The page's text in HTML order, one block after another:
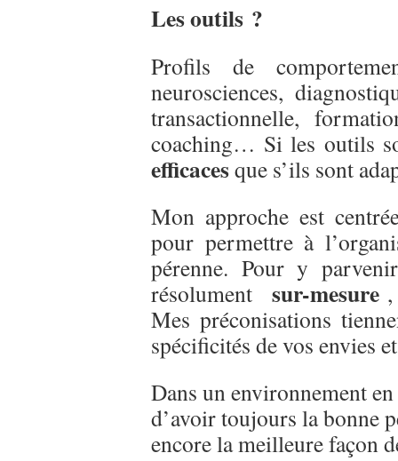
Les outils ?
Profils de
neurosciences,
transactionnelle,
coaching… Si les outils
efficacesque s’ils sont
Mon approche est
pour permettre à
pérenne. Pour y
résolument
sur-mesure,
Mes préconisations
spécificités de vos envies
Dans un environnement en
d’avoir toujours la bonne
encore la meilleure façon